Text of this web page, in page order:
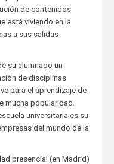
de contenidos
está viviendo en la
a sus salidas
su alumnado un
de disciplinas
para el aprendizaje de
mucha popularidad.
universitaria es su
del mundo de la
presencial (en Madrid)